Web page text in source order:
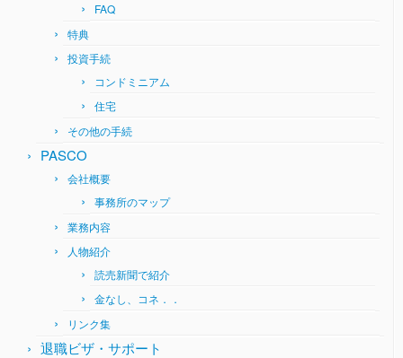
FAQ
特典
投資手続
コンドミニアム
住宅
その他の手続
PASCO
会社概要
事務所のマップ
業務内容
人物紹介
読売新聞で紹介
金なし、コネ．．
リンク集
退職ビザ・サポート